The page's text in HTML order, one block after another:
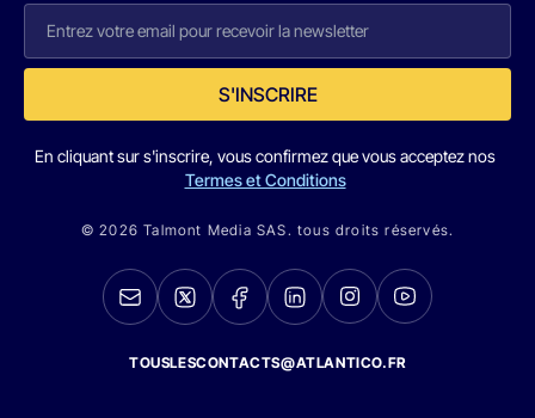
S'INSCRIRE
En cliquant sur s'inscrire, vous confirmez que vous acceptez nos
Termes et Conditions
© 2026 Talmont Media SAS. tous droits réservés.
TOUSLESCONTACTS@ATLANTICO.FR